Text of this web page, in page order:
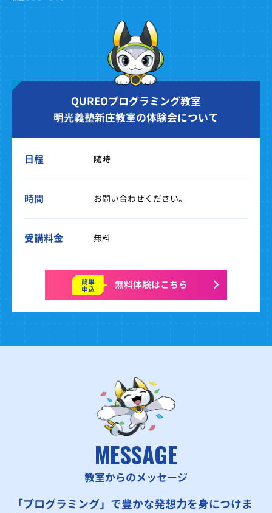
QUREOプログラミング教室
明光義塾新庄教室の体験会について
日程 随時
時間 お問い合わせください。
受講料金 無料
簡単
申込 無料体験はこちら
MESSAGE
教室からのメッセージ
「プログラミング」で豊かな発想力を身につけま